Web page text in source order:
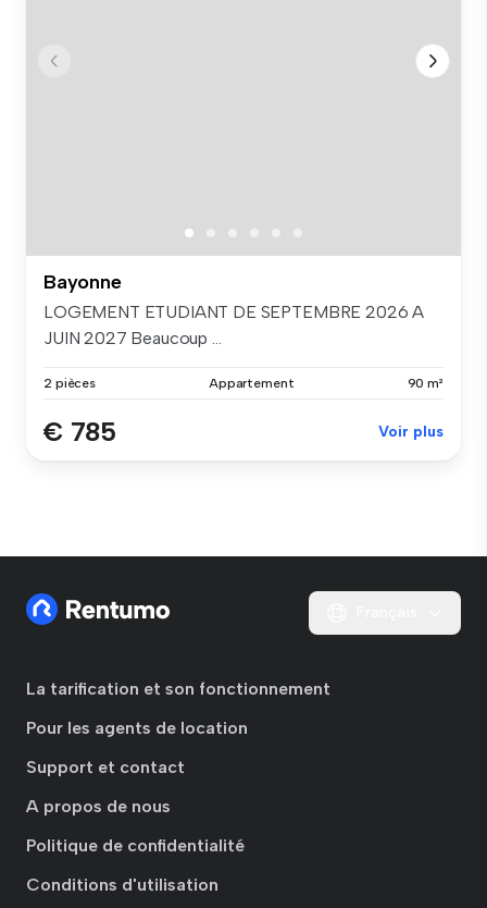
Bayonne
LOGEMENT ETUDIANT DE SEPTEMBRE 2026 A
JUIN 2027 Beaucoup ...
2 pièces Appartement 90 m²
€ 785 Voir plus
La tarification et son fonctionnement
Pour les agents de location
Support et contact
A propos de nous
Politique de confidentialité
Conditions d'utilisation